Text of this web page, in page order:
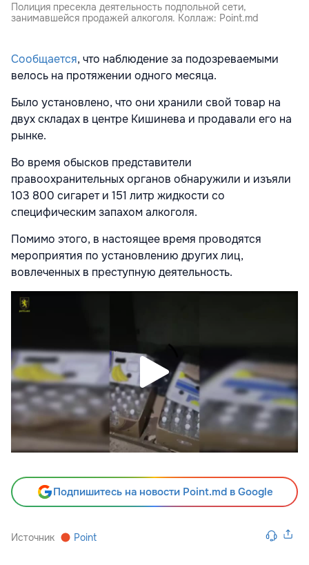
Полиция пресекла деятельность подпольной сети,
занимавшейся продажей алкоголя. Коллаж: Point.md
Сообщается, что наблюдение за подозреваемыми
велось на протяжении одного месяца.
Было установлено, что они хранили свой товар на
двух складах в центре Кишинева и продавали его на
рынке.
Во время обысков представители
правоохранительных органов обнаружили и изъяли
103 800 сигарет и 151 литр жидкости со
специфическим запахом алкоголя.
Помимо этого, в настоящее время проводятся
мероприятия по установлению других лиц,
вовлеченных в преступную деятельность.
Подпишитесь на новости Point.md в Google
Источник Point